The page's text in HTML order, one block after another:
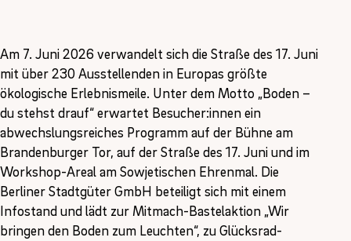
Erneuerbare Energien
Am 7. Juni 2026 verwandelt sich die Straße des 17. Juni
mit über 230 Ausstellenden in Europas größte
ökologische Erlebnismeile. Unter dem Motto „Boden –
du stehst drauf“ erwartet Besucher:innen ein
abwechslungsreiches Programm auf der Bühne am
Brandenburger Tor, auf der Straße des 17. Juni und im
Workshop-Areal am Sowjetischen Ehrenmal. Die
Berliner Stadtgüter GmbH beteiligt sich mit einem
Infostand und lädt zur Mitmach-Bastelaktion „Wir
bringen den Boden zum Leuchten“, zu Glücksrad-